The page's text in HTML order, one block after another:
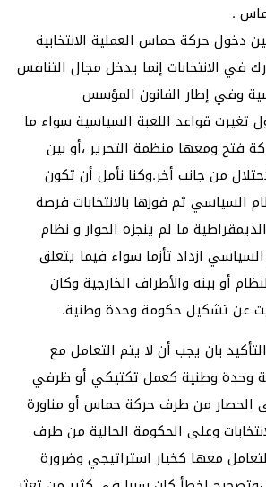
.
دخول حركة حماس العملية الانتخابية
يشارك في الانتخابات إنما يدخل مجال التنافس
وفي إطار القانون المؤسس
تغيرت قواعد اللعبة السياسية سواء ما
فتح ومعها منظمة التحرير ،أو بين
من جانب أخر.وكنا نأمل أن تكون
السياسي ثم فوزها بالانتخابات فرصة
ما لم ينجزه الحوار و نظام
السياسي ازداد تأزما سواء فيما يتعلق
أو بينه والأطراف الخارجية وكان
عن تشكيل حكومة وحدة وطنية.
بان يجب أن لا يتم التعامل مع
وحدة وطنية كعمل تكتيكي أو ظرفي
الحصار من طرف حركة حماس أو مناورة
وعلى الحكومة الحالية من طرف
معها كخيار استراتيجي وضرورة